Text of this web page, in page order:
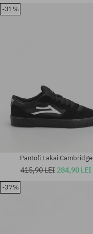
-31%
Pantofi Lakai Cambridge
415,90 LEI 284,90 LEI
-37%